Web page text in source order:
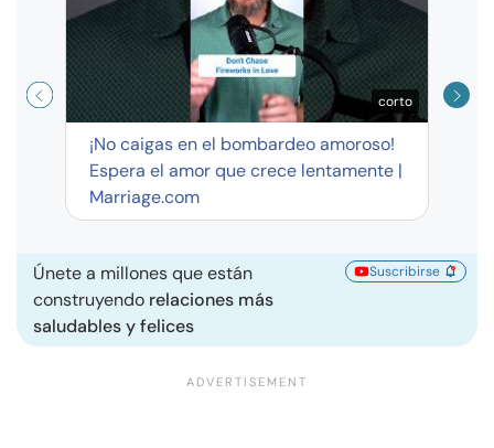
corto
¡No caigas en el bombardeo amoroso!
Espera el amor que crece lentamente |
Marriage.com
Únete a millones que están
construyendo relaciones más
saludables y felices
Suscribirse